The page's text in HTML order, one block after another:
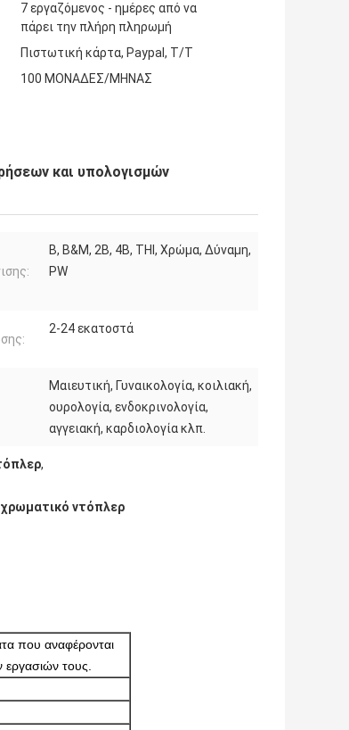
7 εργαζόμενος - ημέρες από να
πάρει την πλήρη πληρωμή
Πιστωτική κάρτα, Paypal, T/T
100 ΜΟΝΑΔΕΣ/ΜΗΝΑΣ
και υπολογισμών
B, B&M, 2B, 4B, THI, Χρώμα, Δύναμη,
PW
2-24 εκατοστά
Μαιευτική, Γυναικολογία, κοιλιακή,
ουρολογία, ενδοκρινολογία,
αγγειακή, καρδιολογία κλπ.
,
ντόπλερ
που αναφέρονται
τους.